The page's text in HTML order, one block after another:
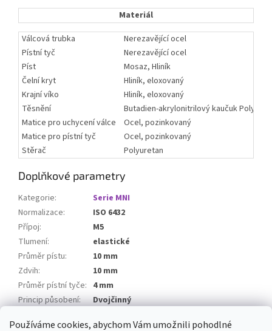
Používáme cookies, abychom Vám umožnili pohodlné
Materiál
Válcová trubka
Nerezavějící ocel
Pístní tyč
Nerezavějící ocel
Píst
Mosaz, Hliník
Čelní kryt
Hliník, eloxovaný
Krajní víko
Hliník, eloxovaný
Těsnění
Butadien-akrylonitrilový kaučuk
Matice pro uchycení válce
Ocel, pozinkovaný
Matice pro pístní tyč
Ocel, pozinkovaný
Stěrač
Polyuretan
Doplňkové parametry
Kategorie:
Serie MNI
Normalizace:
ISO 6432
Přípoj:
M5
Tlumení:
elastické
Průměr pístu:
10 mm
Zdvih:
10 mm
Průměr pístní tyče: 4 mm
Princip působení:
Dvojčinný